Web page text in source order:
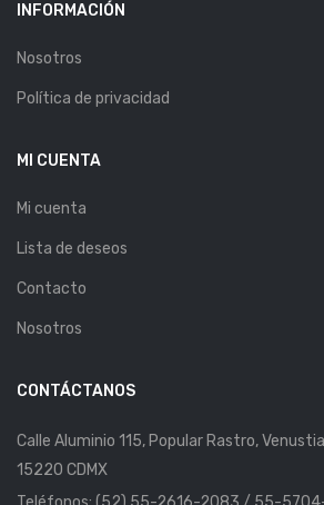
INFORMACIÓN
Nosotros
Política de privacidad
MI CUENTA
Mi cuenta
Lista de deseos
Contacto
Nosotros
CONTÁCTANOS
Calle Aluminio 115, Popular Rastro,
15220 CDMX